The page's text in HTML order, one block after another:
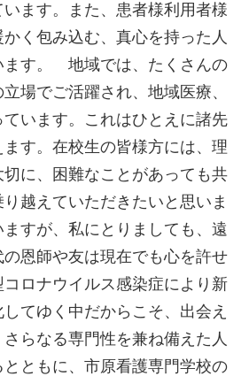
ます。また、患者様利用者様
く包み込む、真心を持った人
ます。 地域では、たくさんの
場でご活躍され、地域医療、
います。これはひとえに諸先
す。在校生の皆様方には、理
に、困難なことがあっても共
越えていただきたいと思いま
すが、私にとりましても、遠
恩師や友は現在でも心を許せ
ロナウイルス感染症により新
てゆく中だからこそ、出会え
らなる専門性を兼ね備えた人
ともに、市原看護専門学校の